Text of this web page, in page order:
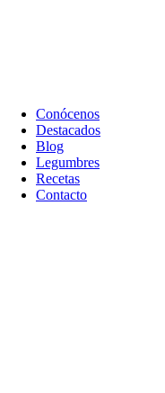
Conócenos
Destacados
Blog
Legumbres
Recetas
Contacto